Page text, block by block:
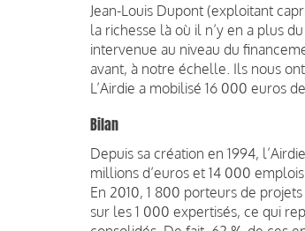
Jean-Louis Dupont (exploitant
la richesse là où il n’y en a plus
intervenue au niveau du
avant, à notre échelle. Ils nous
L’Airdie a mobilisé 16 000 euros
Bilan
Depuis sa création en 1994,
millions d’euros et 14 000
En 2010, 1 800 porteurs de
sur les 1 000 expertisés, ce qui